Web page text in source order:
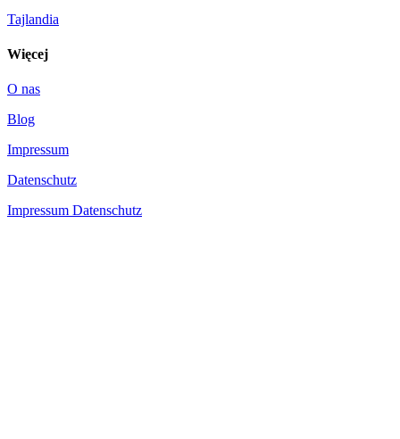
Tajlandia
Więcej
O nas
Blog
Impressum
Datenschutz
Impressum Datenschutz